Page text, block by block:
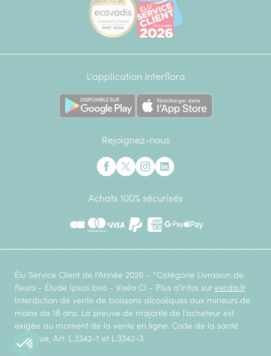
L'application Interflora
Rejoignez-nous
Achats 100% sécurisés
CB Mastercard PaypalAmerican Express
Google Pay
Apple Pay
Élu Service Client de l'Année 2026 - *Catégorie Livraison de
fleurs - Étude Ipsos bva - Viséo CI - Plus d'infos sur escda.fr
Interdiction de vente de boissons alcooliques aux mineurs de
moins de 18 ans. La preuve de majorité de l'acheteur est
exigée au moment de la vente en ligne. Code de la santé
publique, Art. L.3342-1 et L.3342-3